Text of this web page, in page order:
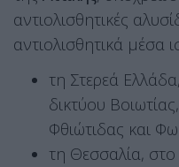
αντιολισθητικές
αντιολισθητικά μέσα
τη Στερεά
δικτύου
Φθιώτιδας και
τη Θεσσαλία,